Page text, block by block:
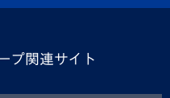
プ関連サイト